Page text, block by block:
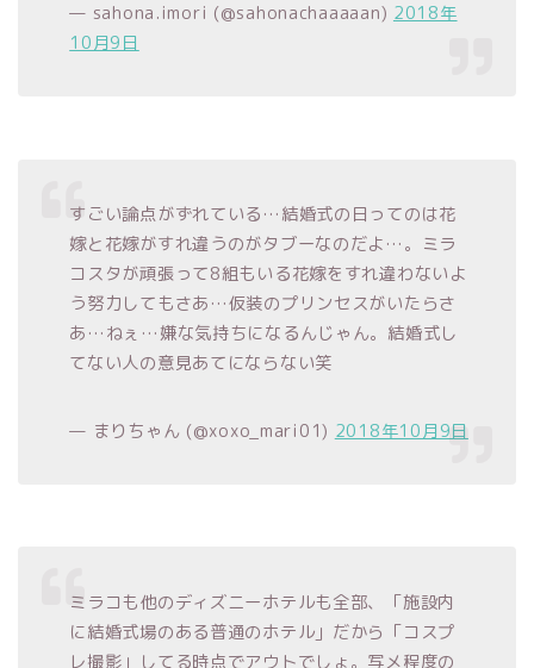
— sahona.imori (@sahonachaaaaan) 2018年
10月9日
すごい論点がずれている…結婚式の日ってのは花
嫁と花嫁がすれ違うのがタブーなのだよ…。ミラ
コスタが頑張って8組もいる花嫁をすれ違わないよ
う努力してもさあ…仮装のプリンセスがいたらさ
あ…ねぇ…嫌な気持ちになるんじゃん。結婚式し
てない人の意見あてにならない笑
— まりちゃん (@xoxo_mari01) 2018年10月9日
ミラコも他のディズニーホテルも全部、「施設内
に結婚式場のある普通のホテル」だから「コスプ
レ撮影」してる時点でアウトでしょ。写メ程度の